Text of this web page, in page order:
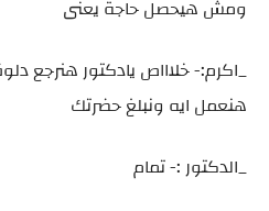
ومش هيحصل حاجة يعنى
_اكرم:- خلاااص يادكتور هنرجع
هنعمل ايه ونبلغ حضرتك
_الدكتور :- تمام